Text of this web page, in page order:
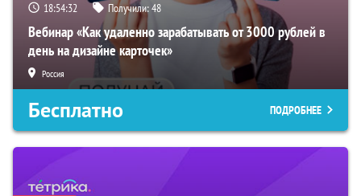
18:54:31 Получили:48
Вебинар «Как удаленно зарабатывать от 3000 рублей в
день на дизайне карточек»
Россия
Бесплатно ПОДРОБНЕЕ